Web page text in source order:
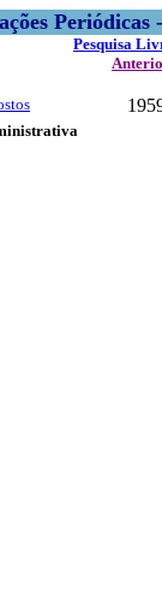
Pesquisa